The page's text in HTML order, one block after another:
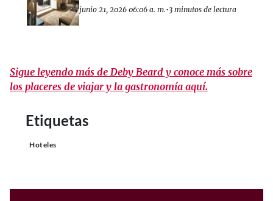
junio 21, 2026 06:06 a. m.•3 minutos de lectura
Sigue leyendo más de Deby Beard y conoce más sobre
los placeres de viajar y la gastronomía aquí.
Etiquetas
Hoteles